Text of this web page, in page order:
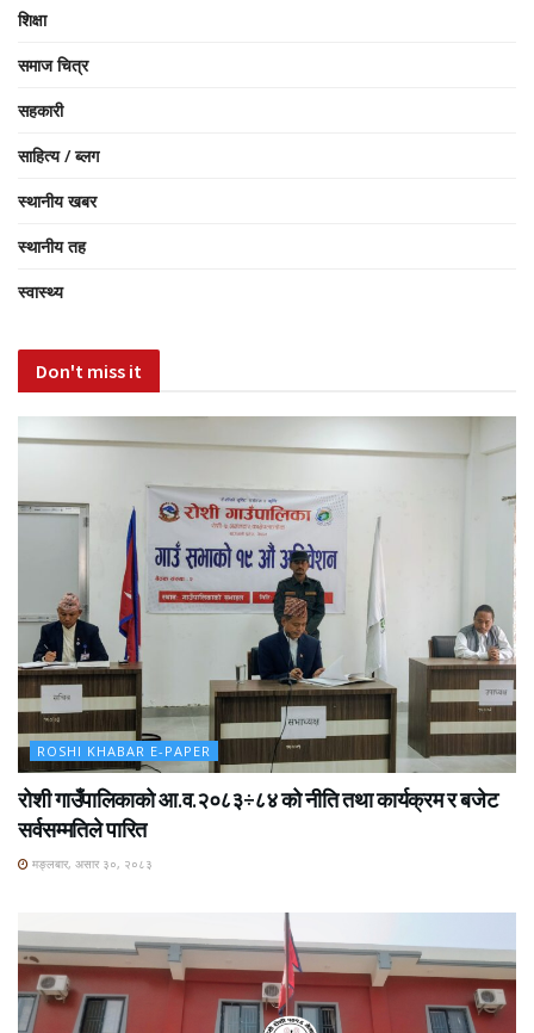
शिक्षा
समाज चित्र
सहकारी
साहित्य / ब्लग
स्थानीय खबर
स्थानीय तह
स्वास्थ्य
Don't miss it
ROSHI KHABAR E-PAPER
रोशी गाउँपालिकाको आ.व.२०८३÷८४ को नीति तथा कार्यक्रम र बजेट
सर्वसम्मतिले पारित
मङ्लबार, असार ३०, २०८३